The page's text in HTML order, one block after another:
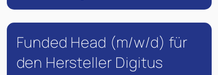
Funded Head (m/w/d) für
den Hersteller Digitus